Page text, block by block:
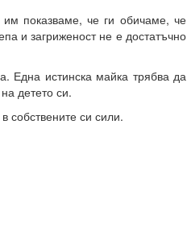
показваме, че ги обичаме, че
и загриженост не е достатъчно
Една истинска майка трябва да
детето си.
собствените си сили.